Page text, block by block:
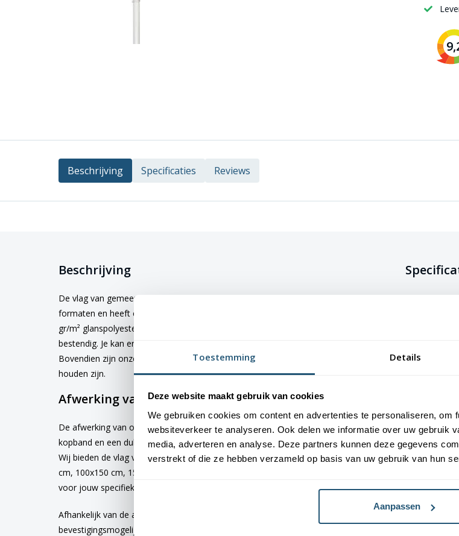
Toestemming Details
Deze website maakt gebruik van cookies
We gebruiken cookies om content en advertenties te personaliseren, om
websiteverkeer te analyseren. Ook delen we informatie over uw gebruik
media, adverteren en analyse. Deze partners kunnen deze gegevens
verstrekt of die ze hebben verzameld op basis van uw gebruik van hun
Aanpassen
Beschrijving Specificaties Reviews
Beschrijving
De vlag van gemeente
formaten en heeft een hoogwaardige kwaliteit en afwerking. De vlag is gemaakt van 115
gr/m² glanspolyester. Dit materiaal is niet alleen duurzaam, maar ook kleurecht en uv-
bestendig. Je kan er dus zeker van zijn dat de kleuren van de vlag mooi blijven.
Bovendien zijn onze vlaggen wasbaar op 40 graden, waardoor ze eenvoudig schoon te
houden zijn.
Afwerking van de vlag Grootegast
De afwerking van onze vlaggen is van hoge kwaliteit. Ze zijn voorzien van een sterke
kopband en een dubbele stiknaad, wat bijdraagt aan hun duurzaamheid en stevigheid.
Wij bieden de vlag van Grootegast aan in verschillende afmetingen: 40x60 cm, 70x100
cm, 100x150 cm, 150x225 cm en 200x300 cm. Hierdoor is er altijd een geschikte maat
voor jouw specifieke toepassing
Afhankelijk van de afmetingen die je kiest, worden de vlaggen voorzien van verschillende
bevestigingsmogelijkheden. De vlaggen van 40x60 cm, 70x100 cm en 100x150 cm zijn
Levensduur